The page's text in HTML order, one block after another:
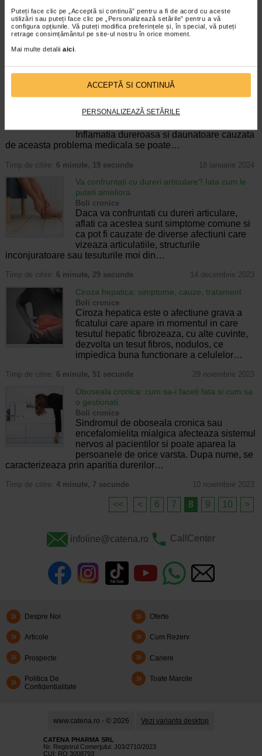
Puteți face clic pe „Acceptă si continuă” pentru a fi de acord cu aceste
utilizări sau puteți face clic pe „Personalizează setările” pentru a vă
configura opțiunile. Vă puteți modifica preferințele și, în special, vă puteți
retrage consimțământul pe site-ul nostru în orice moment.
Mai multe detalii aici
ACCEPTĂ SI CONTINUĂ
PERSONALIZEAZĂ SETĂRILE
saptamani, putand fi insotita si de alte
simptome. In continuare, vom discuta mai
pe larg despre acest fenomen inflamatoriu…
Timp de citire:5 minute, 27 secunde
Manifestarile si complicatiile cardiovasculare in
lupus
organismul ataca propriul tesut sanatos,
Inflamatia dureroasa si daunatoare cauzata
de aceasta problema medicala se poate…
Timp de citire: 6 minute, 19 secunde 18 ianuarie 2024
Va confruntati cu dureri articulare? Iata cum le
puteti ameliora
Boli cronice
Daca va confruntati cu dureri articulare,
aflati ca acestea sunt simptome comune si
ca pot fi cauzate de diverse afectiuni care
vizeaza articulatiile, structurile
inconjuratoare sau tesuturile moi din…
Timp de citire: 6 minute, 29 secunde 14 decembrie 2023
Ciroza hepatica: simptome, cauze, tratament
Boli cronice
Ciroza hepatica este o afectiune grava a
ficatului care apare in momentul in care
tesutul hepatic fibrozeaza, cu alte cuvinte,
dezvolta un tesut fibros, nodulos, ce
impiedica buna functionare a celulelor…
Timp de citire: 6 minute, 51 secunde 29 noiembrie 2023
Oboseala cronica: cum sa-i faceti fata si cum sa
o gestionati
Boli cronice
Sindromul de oboseala cronica sau
encefalomielita mialgica afecteaza sistemul
nervos al pacientilor si poate aparea la
persoanele de orice varsta. Dupa nume, se
caracterizeaza prin aparitia durerilor…
Timp de citire: 4 minute, 7 secunde 10 noiembrie 2023
<< < 6 7 8 9 10 >
infoline@catena.ro CallCenter
Despre Noi Oferte
Articole Cum Rezerv
Prospecte Cariere
Politica De
Confidentialitate
Toate Marcile
www.catena.ro - © 2026 Vezi varianta desktop
CATENA PHARMA SRL
Nr. Registrul Comerţului: J03/2710/2023
CUI: RO 3008793